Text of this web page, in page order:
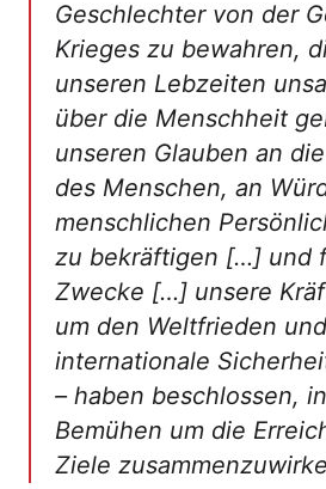
Geschlechter von der
Krieges zu bewahren,
unseren Lebzeiten
über die Menschheit
unseren Glauben an
des Menschen, an
menschlichen
zu bekräftigen […] und
Zwecke […] unsere
um den Weltfrieden
internationale
– haben beschlossen,
Bemühen um die
Ziele